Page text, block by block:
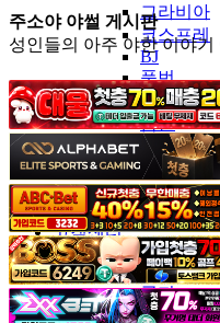
그라비아
코스프레
BJ
품번
후방주의
움짤
스포츠
기타
야썰
고객센터
공지&이벤트
공지
1:1문의
주소야 야썰 게시판
성인들의 아주 야한 이야